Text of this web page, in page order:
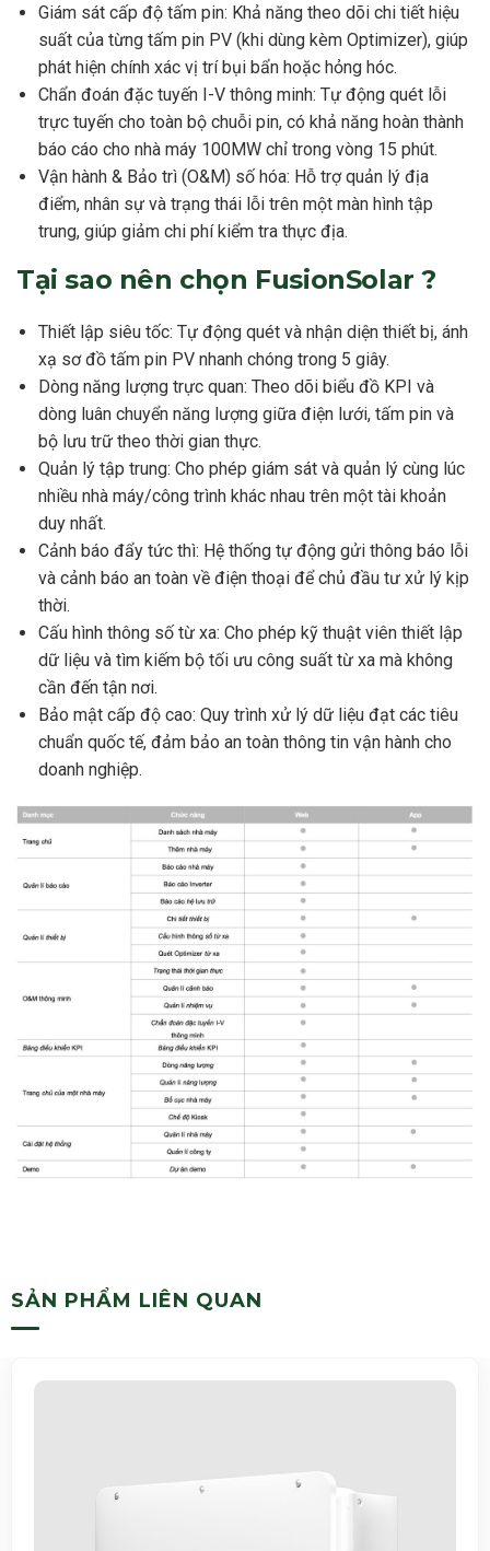
Giám sát cấp độ tấm pin: Khả năng theo dõi chi tiết hiệu
suất của từng tấm pin PV (khi dùng kèm Optimizer), giúp
phát hiện chính xác vị trí bụi bẩn hoặc hỏng hóc.
Chẩn đoán đặc tuyến I-V thông minh: Tự động quét lỗi
trực tuyến cho toàn bộ chuỗi pin, có khả năng hoàn thành
báo cáo cho nhà máy 100MW chỉ trong vòng 15 phút.
Vận hành & Bảo trì (O&M) số hóa: Hỗ trợ quản lý địa
điểm, nhân sự và trạng thái lỗi trên một màn hình tập
trung, giúp giảm chi phí kiểm tra thực địa.
Tại sao nên chọn FusionSolar ?
Thiết lập siêu tốc: Tự động quét và nhận diện thiết bị, ánh
xạ sơ đồ tấm pin PV nhanh chóng trong 5 giây.
Dòng năng lượng trực quan: Theo dõi biểu đồ KPI và
dòng luân chuyển năng lượng giữa điện lưới, tấm pin và
bộ lưu trữ theo thời gian thực.
Quản lý tập trung: Cho phép giám sát và quản lý cùng lúc
nhiều nhà máy/công trình khác nhau trên một tài khoản
duy nhất.
Cảnh báo đẩy tức thì: Hệ thống tự động gửi thông báo lỗi
và cảnh báo an toàn về điện thoại để chủ đầu tư xử lý kịp
thời.
Cấu hình thông số từ xa: Cho phép kỹ thuật viên thiết lập
dữ liệu và tìm kiếm bộ tối ưu công suất từ xa mà không
cần đến tận nơi.
Bảo mật cấp độ cao: Quy trình xử lý dữ liệu đạt các tiêu
chuẩn quốc tế, đảm bảo an toàn thông tin vận hành cho
doanh nghiệp.
SẢN PHẨM LIÊN QUAN